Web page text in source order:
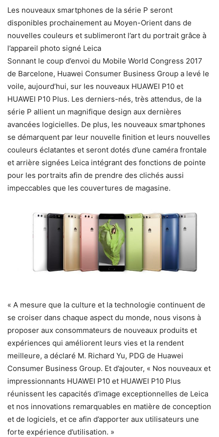
Les nouveaux smartphones de la série P seront
disponibles prochainement au Moyen-Orient dans de
nouvelles couleurs et sublimeront l’art du portrait grâce à
l’appareil photo signé Leica
Sonnant le coup d’envoi du Mobile World Congress 2017
de Barcelone, Huawei Consumer Business Group a levé le
voile, aujourd’hui, sur les nouveaux HUAWEI P10 et
HUAWEI P10 Plus. Les derniers-nés, très attendus, de la
série P allient un magnifique design aux dernières
avancées logicielles. De plus, les nouveaux smartphones
se démarquent par leur nouvelle finition et leurs nouvelles
couleurs éclatantes et seront dotés d’une caméra frontale
et arrière signées Leica intégrant des fonctions de pointe
pour les portraits afin de prendre des clichés aussi
impeccables que les couvertures de magasine.
« A mesure que la culture et la technologie continuent de
se croiser dans chaque aspect du monde, nous visons à
proposer aux consommateurs de nouveaux produits et
expériences qui améliorent leurs vies et la rendent
meilleure, a déclaré M. Richard Yu, PDG de Huawei
Consumer Business Group. Et d’ajouter, « Nos nouveaux et
impressionnants HUAWEI P10 et HUAWEI P10 Plus
réunissent les capacités d’image exceptionnelles de Leica
et nos innovations remarquables en matière de conception
et de logiciels, et ce afin d’apporter aux utilisateurs une
forte expérience d’utilisation. »